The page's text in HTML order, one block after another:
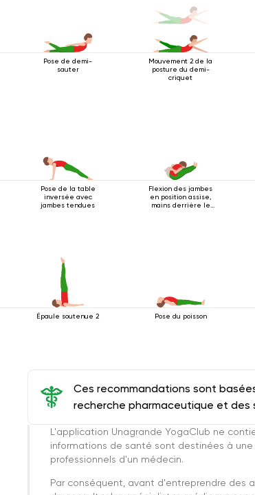
Pose de demi-
sauter
Mouvement 2 de la
posture du demi-
criquet
Pose de la table
inversée avec
jambes tendues
Flexion des jambes
en position assise,
mains derrière le
Épaule soutenue 2 Pose du poisson
Ces recommandations sont
recherche pharmaceutique et des
L'application Unagrande YogaClub ne
informations de santé sont destinées à
professionnels d'un médecin.
Par conséquent, avant d'entreprendre des